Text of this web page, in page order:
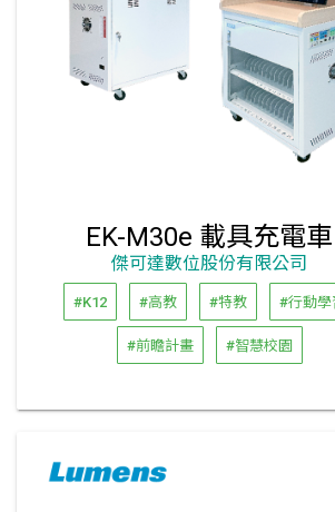
EK-M30e 載具充電車
傑可達數位股份有限公司
#K12 #高教 #特教 #行動學
#前瞻計畫 #智慧校園